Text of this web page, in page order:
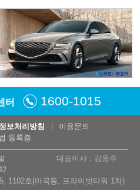
터 1600-1015
보처리방침
이용문의
등록증
대표이사 : 김용주
1102호(마곡동, 프라이빗타워 1차)